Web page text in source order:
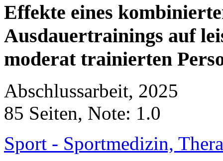
Effekte eines
Ausdauertrainings auf
moderat trainierten
Abschlussarbeit, 2025
85 Seiten, Note: 1.0
Sport - Sportmedizin,